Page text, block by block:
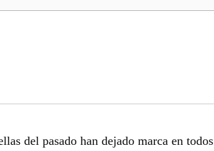
del pasado han dejado marca en todos